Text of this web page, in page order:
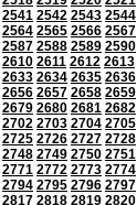
2541 2542 2543 2544
2564 2565 2566 2567
2587 2588 2589 2590
2610 2611 2612 2613
2633 2634 2635 2636
2656 2657 2658 2659
2679 2680 2681 2682
2702 2703 2704 2705
2725 2726 2727 2728
2748 2749 2750 2751
2771 2772 2773 2774
2794 2795 2796 2797
2817 2818 2819 2820